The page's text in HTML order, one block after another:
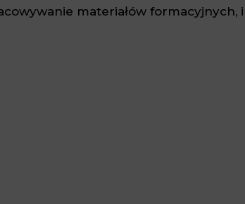
materiałów formacyjnych,